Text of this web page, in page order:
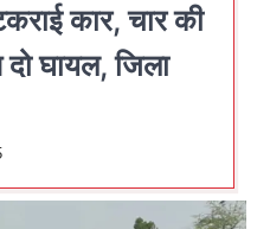
कार, चार की
घायल, जिला